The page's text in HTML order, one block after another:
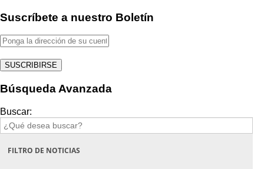
Suscríbete a nuestro Boletín
Búsqueda Avanzada
Buscar:
FILTRO DE NOTICIAS